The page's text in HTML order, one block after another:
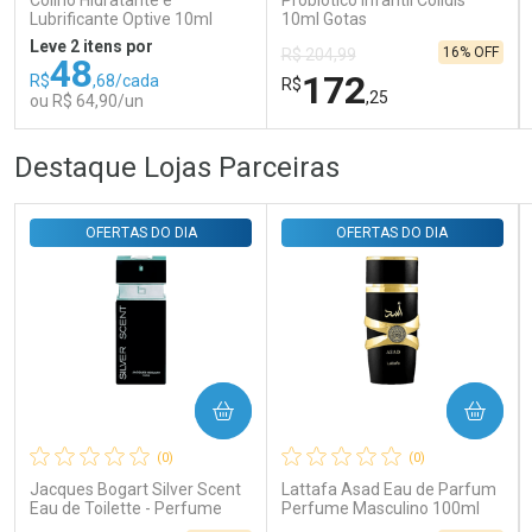
Lubrificante Optive 10ml
Leve 2 itens por
R$48,68/cada
ou R$ 64,90/un
FECHAR
Laboratório
Comprar sem Desconto
Por R$ 64,90/cada
FECHAR
Por Menos
Comprar sem Desconto
Por R$ 64,90/cada
10ml Gotas
R$ 204,99
R$172,25
16% OFF
Comprar sem Desconto
Por R$ 172,25/cada
Por Menos
Comprar sem Desconto
Por R$ 172,25/cada
Destaque Lojas Parceiras
(0)
Jacques Bogart Silver Scent
Eau de Toilette - Perfume
OFERTAS DO DIA
COMPRAR
(0)
Lattafa Asad Eau de Parfum
Perfume Masculino 100ml
OFERTAS DO DIA
COMPRAR